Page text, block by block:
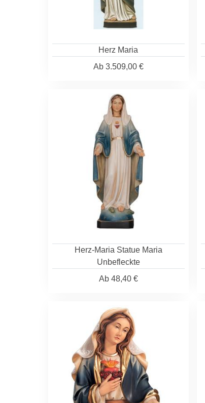
Herz Maria
Ab3.509,00 €
Herz-Maria Statue Maria
Unbefleckte
Ab48,40 €